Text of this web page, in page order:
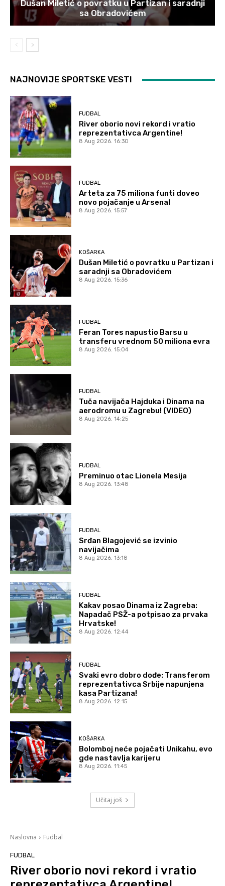
Dušan Miletić o povratku u Partizan i saradnji
sa Obradovićem
NAJNOVIJE SPORTSKE VESTI
FUDBAL
River oborio novi rekord i vratio
reprezentativca Argentine!
8 Aug 2026. 16:30
FUDBAL
Arteta za 75 miliona funti doveo
novo pojačanje u Arsenal
8 Aug 2026. 15:57
KOŠARKA
Dušan Miletić o povratku u Partizan i
saradnji sa Obradovićem
8 Aug 2026. 15:36
FUDBAL
Feran Tores napustio Barsu u
transferu vrednom 50 miliona evra
8 Aug 2026. 15:04
FUDBAL
Tuča navijača Hajduka i Dinama na
aerodromu u Zagrebu! (VIDEO)
8 Aug 2026. 14:25
FUDBAL
Preminuo otac Lionela Mesija
8 Aug 2026. 13:48
FUDBAL
Srđan Blagojević se izvinio
navijačima
8 Aug 2026. 13:18
FUDBAL
Kakav posao Dinama iz Zagreba:
Napadač PSŽ-a potpisao za prvaka
Hrvatske!
8 Aug 2026. 12:44
FUDBAL
Svaki evro dobro dođe: Transferom
reprezentativca Srbije napunjena
kasa Partizana!
8 Aug 2026. 12:15
KOŠARKA
Bolomboj neće pojačati Unikahu, evo
gde nastavlja karijeru
8 Aug 2026. 11:45
Učitaj još